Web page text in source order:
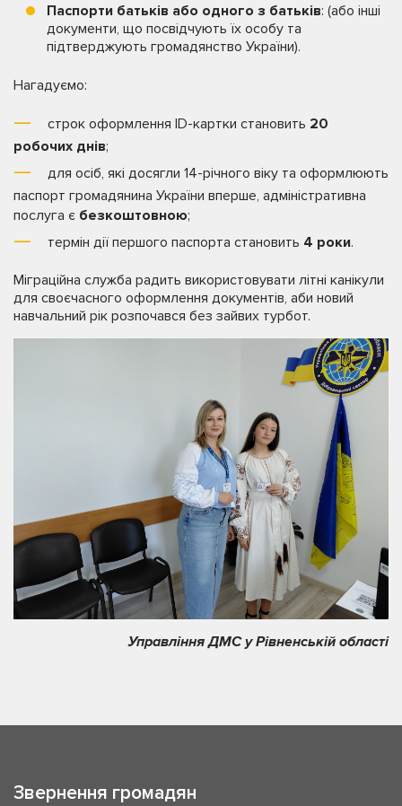
Паспорти батьків або одного з батьків: (або інші
документи, що посвідчують їх особу та
підтверджують громадянство України).
Нагадуємо:
строк оформлення ID-картки становить 20
робочих днів;
для осіб, які досягли 14-річного віку та оформлюють
паспорт громадянина України вперше, адміністративна
послуга є безкоштовною;
термін дії першого паспорта становить 4 роки.
Міграційна служба радить використовувати літні канікули
для своєчасного оформлення документів, аби новий
навчальний рік розпочався без зайвих турбот.
Управління ДМС у Рівненській області
Звернення громадян